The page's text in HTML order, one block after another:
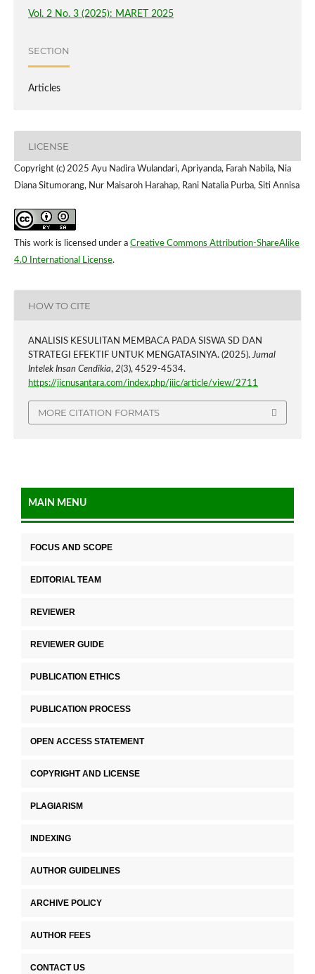
Vol. 2 No. 3 (2025): MARET 2025
SECTION
Articles
LICENSE
Copyright (c) 2025 Ayu Nadira Wulandari, Apriyanda, Farah Nabila, Nia
Diana Situmorang, Nur Maisaroh Harahap, Rani Natalia Purba, Siti Annisa
This work is licensed under a Creative Commons Attribution-ShareAlike
4.0 International License.
HOW TO CITE
ANALISIS KESULITAN MEMBACA PADA SISWA SD DAN
STRATEGI EFEKTIF UNTUK MENGATASINYA. (2025).Jurnal
Intelek Insan Cendikia, 2(3), 4529-4534.
https://jicnusantara.com/index.php/jiic/article/view/2711
MORE CITATION FORMATS
MAIN MENU
FOCUS AND SCOPE
EDITORIAL TEAM
REVIEWER
REVIEWER GUIDE
PUBLICATION ETHICS
PUBLICATION PROCESS
OPEN ACCESS STATEMENT
COPYRIGHT AND LICENSE
PLAGIARISM
INDEXING
AUTHOR GUIDELINES
ARCHIVE POLICY
AUTHOR FEES
CONTACT US